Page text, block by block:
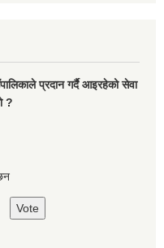
प्रदान गर्दै आइरहेको सेवा
?